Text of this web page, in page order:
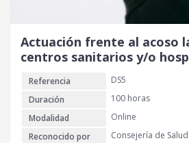
Actuación frente al acoso
centros sanitarios y/o
Referencia
DS5
Duración
100 horas
Modalidad
Online
Reconocido por
Consejería de